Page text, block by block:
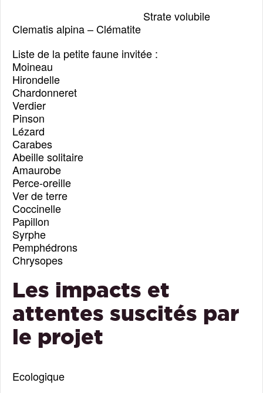
Strate volubile
Clematis alpina – Clématite
Liste de la petite faune invitée :
Moineau
Hirondelle
Chardonneret
Verdier
Pinson
Lézard
Carabes
Abeille solitaire
Amaurobe
Perce-oreille
Ver de terre
Coccinelle
Papillon
Syrphe
Pemphédrons
Chrysopes
Les impacts et
attentes suscités par
le projet
Ecologique